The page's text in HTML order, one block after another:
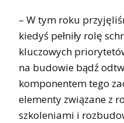
– W tym roku
kiedyś pełniły rolę
kluczowych
na budowie bądź
komponentem tego
elementy związane z
szkoleniami i